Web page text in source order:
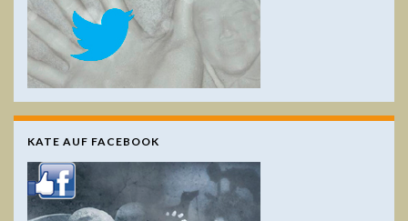
KATE AUF FACEBOOK